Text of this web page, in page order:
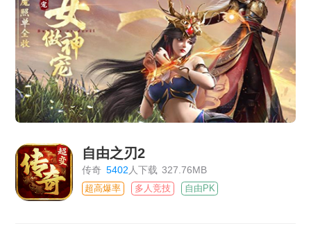
自由之刃2
传奇 5402 人下载 327.76MB
超高爆率 多人竞技 自由PK